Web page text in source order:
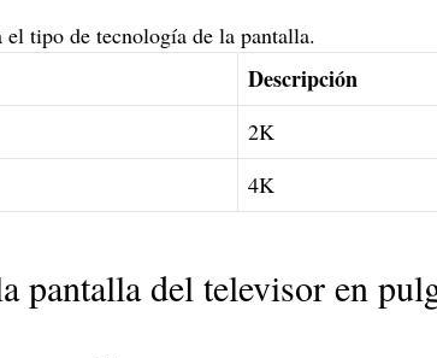
tipo de tecnología de la pantalla.
Descripción
2K
4K
pantalla del televisor en